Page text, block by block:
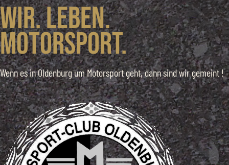
Wir. Leben.
Motorsport.
Wenn es in Oldenburg um Motorsport geht, dann sind wir gemeint !